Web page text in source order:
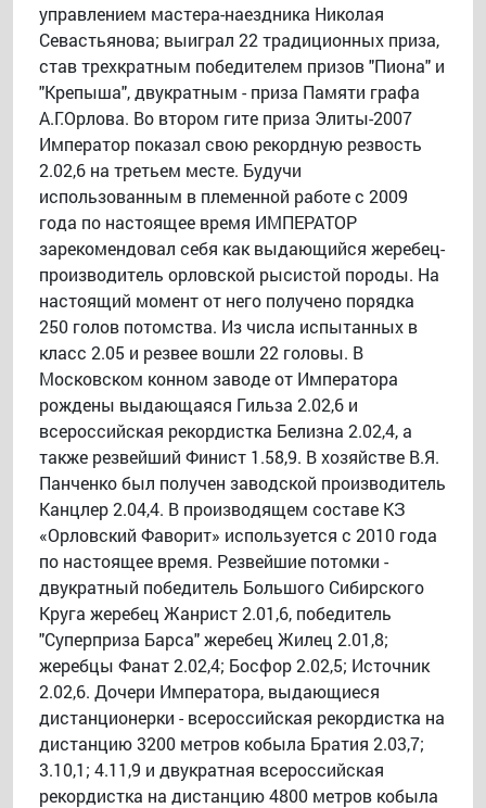
управлением мастера-наездника Николая
Севастьянова; выиграл 22 традиционных приза,
став трехкратным победителем призов "Пиона" и
"Крепыша", двукратным - приза Памяти графа
А.Г.Орлова. Во втором гите приза Элиты-2007
Император показал свою рекордную резвость
2.02,6 на третьем месте. Будучи
использованным в племенной работе с 2009
года по настоящее время ИМПЕРАТОР
зарекомендовал себя как выдающийся жеребец-
производитель орловской рысистой породы. На
настоящий момент от него получено порядка
250 голов потомства. Из числа испытанных в
класс 2.05 и резвее вошли 22 головы. В
Московском конном заводе от Императора
рождены выдающаяся Гильза 2.02,6 и
всероссийская рекордистка Белизна 2.02,4, а
также резвейший Финист 1.58,9. В хозяйстве В.Я.
Панченко был получен заводской производитель
Канцлер 2.04,4. В производящем составе КЗ
«Орловский Фаворит» используется с 2010 года
по настоящее время. Резвейшие потомки -
двукратный победитель Большого Сибирского
Круга жеребец Жанрист 2.01,6, победитель
"Суперприза Барса" жеребец Жилец 2.01,8;
жеребцы Фанат 2.02,4; Босфор 2.02,5; Источник
2.02,6. Дочери Императора, выдающиеся
дистанционерки - всероссийская рекордистка на
дистанцию 3200 метров кобыла Братия 2.03,7;
3.10,1; 4.11,9 и двукратная всероссийская
рекордистка на дистанцию 4800 метров кобыла